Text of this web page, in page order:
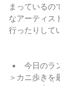
まっているの
なアーティス
行ったりして
今日のラ
＞カニ歩きを